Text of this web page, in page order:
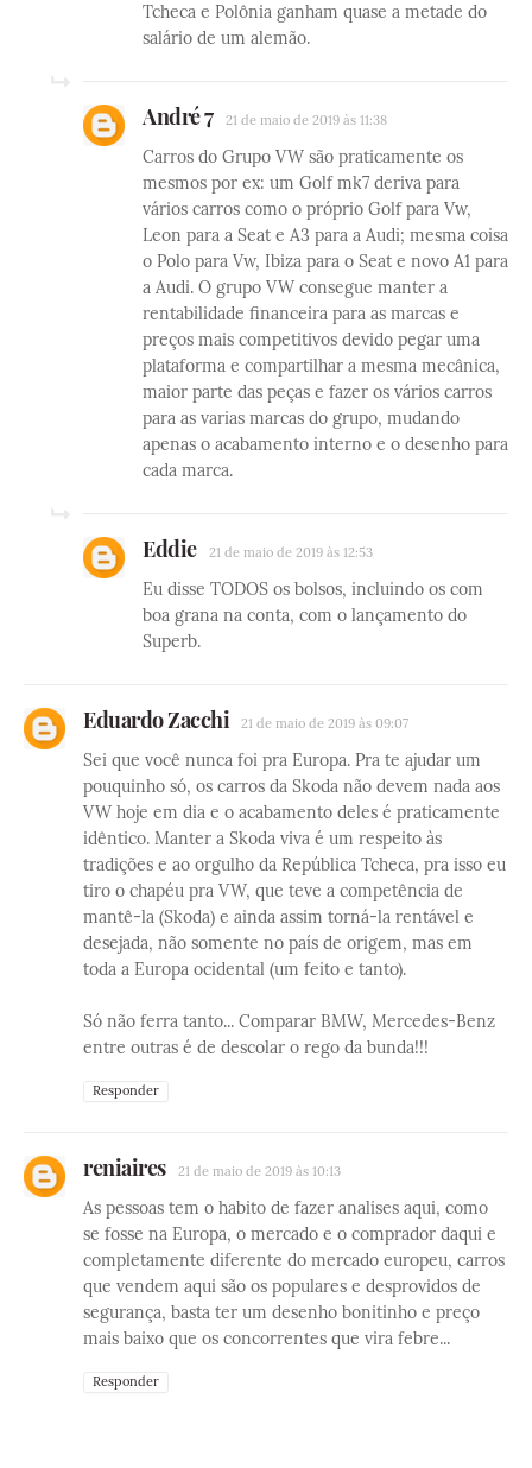
Tcheca e Polônia ganham quase a metade do
salário de um alemão.
André 7 21 de maio de 2019 às 11:38
Carros do Grupo VW são praticamente os
mesmos por ex: um Golf mk7 deriva para
vários carros como o próprio Golf para Vw,
Leon para a Seat e A3 para a Audi; mesma coisa
o Polo para Vw, Ibiza para o Seat e novo A1 para
a Audi. O grupo VW consegue manter a
rentabilidade financeira para as marcas e
preços mais competitivos devido pegar uma
plataforma e compartilhar a mesma mecânica,
maior parte das peças e fazer os vários carros
para as varias marcas do grupo, mudando
apenas o acabamento interno e o desenho para
cada marca.
Eddie 21 de maio de 2019 às 12:53
Eu disse TODOS os bolsos, incluindo os com
boa grana na conta, com o lançamento do
Superb.
Eduardo Zacchi 21 de maio de 2019 às 09:07
Sei que você nunca foi pra Europa. Pra te ajudar um
pouquinho só, os carros da Skoda não devem nada aos
VW hoje em dia e o acabamento deles é praticamente
idêntico. Manter a Skoda viva é um respeito às
tradições e ao orgulho da República Tcheca, pra isso eu
tiro o chapéu pra VW, que teve a competência de
mantê-la (Skoda) e ainda assim torná-la rentável e
desejada, não somente no país de origem, mas em
toda a Europa ocidental (um feito e tanto).
Só não ferra tanto... Comparar BMW, Mercedes-Benz
entre outras é de descolar o rego da bunda!!!
Responder
reniaires 21 de maio de 2019 às 10:13
As pessoas tem o habito de fazer analises aqui, como
se fosse na Europa, o mercado e o comprador daqui e
completamente diferente do mercado europeu, carros
que vendem aqui são os populares e desprovidos de
segurança, basta ter um desenho bonitinho e preço
mais baixo que os concorrentes que vira febre...
Responder